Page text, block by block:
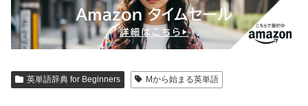
英単語辞典 for Beginners Mから始まる英単語